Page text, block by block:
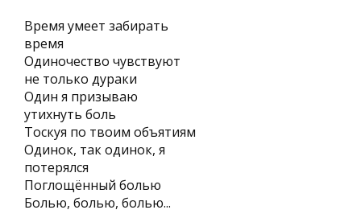
Время умеет забирать
время
Одиночество чувствуют
не только дураки
Один я призываю
утихнуть боль
Тоскуя по твоим объятиям
Одинок, так одинок, я
потерялся
Поглощённый болью
Болью, болью, болью...